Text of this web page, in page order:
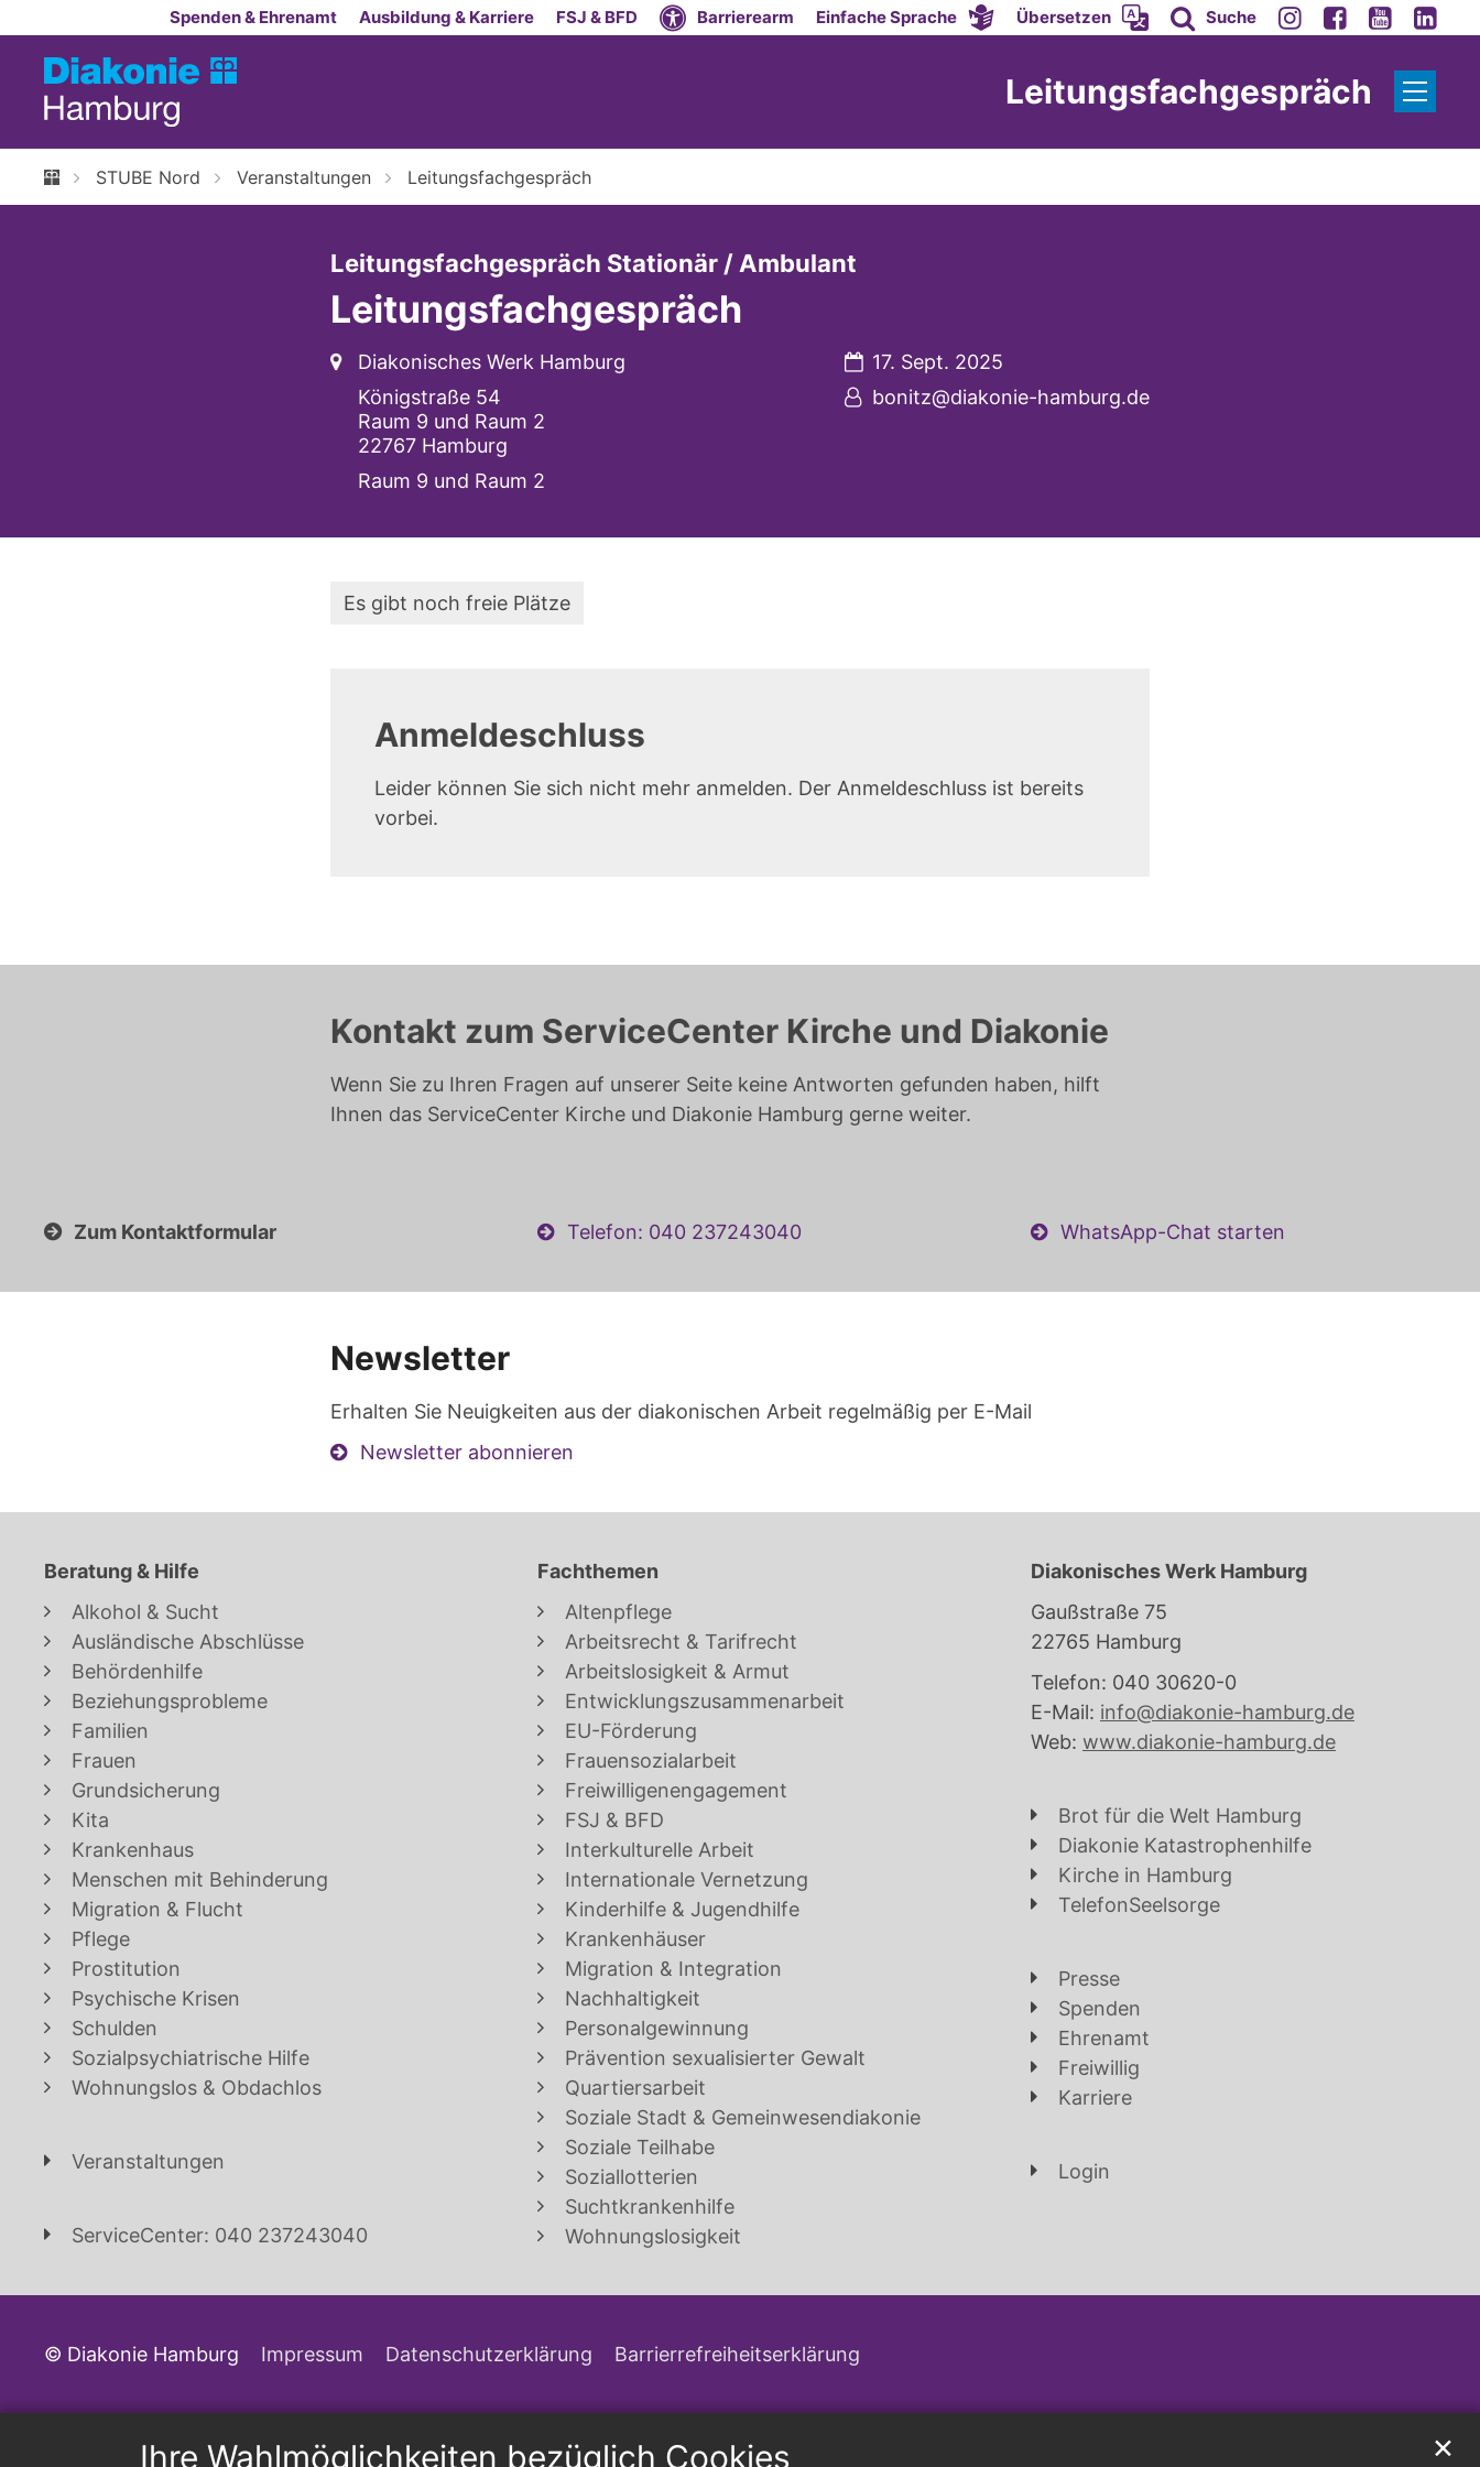
Ihre Wahlmöglichkeiten bezüglich Cookies ✕
Zum Inhalt springenSpenden & Ehrenamt Ausbildung & Karriere FSJ & BFD Barrierearm Einfache Sprache Übersetzen Suche
Leitungsfachgespräch
STUBE Nord Veranstaltungen Leitungsfachgespräch
Leitungsfachgespräch Stationär / Ambulant
Leitungsfachgespräch
Datum:
17. Sept. 2025
Von:bonitz@diakonie-hamburg.de
Ort:Diakonisches Werk Hamburg
Königstraße 54
Raum 9 und Raum 2
22767 Hamburg
Raum 9 und Raum 2
Es gibt noch freie Plätze
Anmeldeschluss
Leider können Sie sich nicht mehr anmelden. Der Anmeldeschluss ist bereits
vorbei.
Kontakt zum ServiceCenter Kirche und Diakonie
Wenn Sie zu Ihren Fragen auf unserer Seite keine Antworten gefunden haben, hilft
Ihnen das ServiceCenter Kirche und Diakonie Hamburg gerne weiter.
Zum Kontaktformular Telefon: 040 237243040 WhatsApp-Chat starten
Newsletter
Erhalten Sie Neuigkeiten aus der diakonischen Arbeit regelmäßig per E-Mail
Newsletter abonnieren
Beratung & Hilfe
Alkohol & Sucht
Ausländische Abschlüsse
Behördenhilfe
Beziehungsprobleme
Familien
Frauen
Grundsicherung
Kita
Krankenhaus
Menschen mit Behinderung
Migration & Flucht
Pflege
Prostitution
Psychische Krisen
Schulden
Sozialpsychiatrische Hilfe
Wohnungslos & Obdachlos
Veranstaltungen
ServiceCenter: 040 237243040
Fachthemen
Altenpflege
Arbeitsrecht & Tarifrecht
Arbeitslosigkeit & Armut
Entwicklungszusammenarbeit
EU-Förderung
Frauensozialarbeit
Freiwilligenengagement
FSJ & BFD
Interkulturelle Arbeit
Internationale Vernetzung
Kinderhilfe & Jugendhilfe
Krankenhäuser
Migration & Integration
Nachhaltigkeit
Personalgewinnung
Prävention sexualisierter Gewalt
Quartiersarbeit
Soziale Stadt & Gemeinwesendiakonie
Soziale Teilhabe
Soziallotterien
Suchtkrankenhilfe
Wohnungslosigkeit
Diakonisches Werk Hamburg
Gaußstraße 75
22765 Hamburg
Telefon: 040 30620-0
E-Mail: info@diakonie-hamburg.de
Web: www.diakonie-hamburg.de
Brot für die Welt Hamburg
Diakonie Katastrophenhilfe
Kirche in Hamburg
TelefonSeelsorge
Presse
Spenden
Ehrenamt
Freiwillig
Karriere
Login
© Diakonie Hamburg Impressum Datenschutzerklärung Barrierrefreiheitserklärung